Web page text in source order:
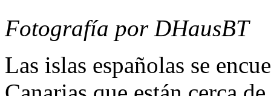
Fotografía por DHausBT
Las islas españolas se